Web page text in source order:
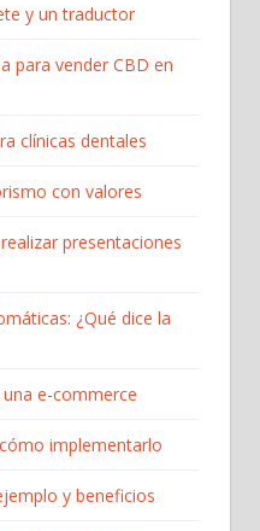
y un traductor
para vender CBD en
clínicas dentales
con valores
presentaciones
¿Qué dice la
e-commerce
implementarlo
y beneficios